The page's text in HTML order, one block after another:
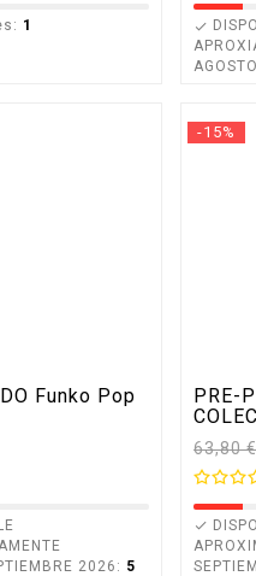
1 
Funko Pop
2026: 5
-15%
PRE-
Precio
base
63,80 €
